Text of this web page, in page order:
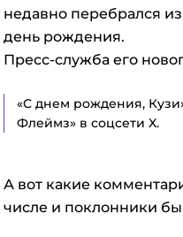
недавно перебрался
день рождения.
Пресс-служба его
«С днем рождения,
Флеймз» в соцсети X.
А вот какие
числе и поклонники